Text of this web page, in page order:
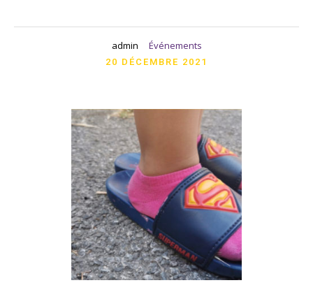
admin Événements
20 DÉCEMBRE 2021